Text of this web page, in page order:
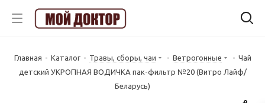
Главная - Каталог - Травы, сборы, чаи - Ветрогонные - Чай
детский УКРОПНАЯ ВОДИЧКА пак-фильтр №20 (Витро Лайф/
Беларусь)